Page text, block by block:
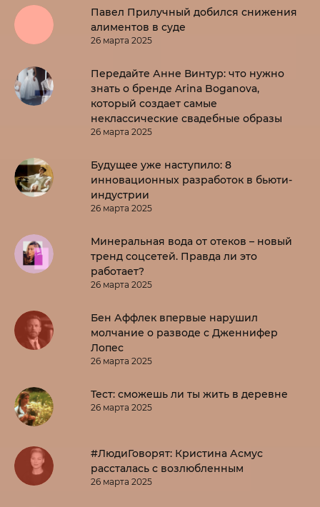
Павел Прилучный добился снижения
алиментов в суде
26 марта 2025
Передайте Анне Винтур: что нужно
знать о бренде Arina Boganova,
который создает самые
неклассические свадебные образы
26 марта 2025
Будущее уже наступило: 8
инновационных разработок в бьюти-
индустрии
26 марта 2025
Минеральная вода от отеков – новый
тренд соцсетей. Правда ли это
работает?
26 марта 2025
Бен Аффлек впервые нарушил
молчание о разводе с Дженнифер
Лопес
26 марта 2025
Тест: сможешь ли ты жить в деревне
26 марта 2025
#ЛюдиГоворят: Кристина Асмус
рассталась с возлюбленным
26 марта 2025